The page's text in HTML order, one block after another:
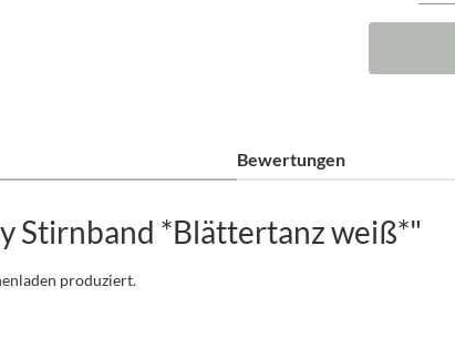
Bewertungen
Stirnband *Blättertanz weiß*"
produziert.